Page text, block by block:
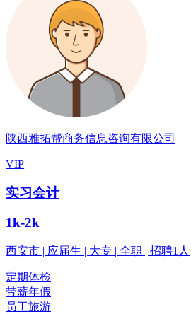
陕西雅拓帮商务信息咨询有限公司
VIP
实习会计
1k-2k
西安市 | 应届生 | 大专 | 全职 | 招聘1人
定期体检
带薪年假
员工旅游